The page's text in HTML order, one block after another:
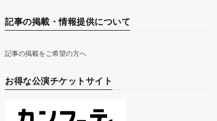
記事の掲載・情報提供について
記事の掲載をご希望の方へ
お得な公演チケットサイト